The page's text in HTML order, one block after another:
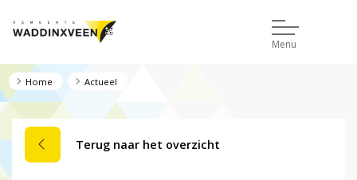
Menu
Home Actueel
Terug naar het overzicht